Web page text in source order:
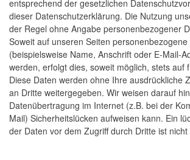
entsprechend der gesetzlichen
dieser Datenschutzerklärung. Die Nutzung
der Regel ohne Angabe personenbezogener
Soweit auf unseren Seiten personenbezogene
(beispielsweise Name, Anschrift oder E-Mail-
werden, erfolgt dies, soweit möglich, stets auf
Diese Daten werden ohne Ihre ausdrückliche
an Dritte weitergegeben. Wir weisen darauf
Datenübertragung im Internet (z.B. bei der
Mail) Sicherheitslücken aufweisen kann. Ein
der Daten vor dem Zugriff durch Dritte ist nicht